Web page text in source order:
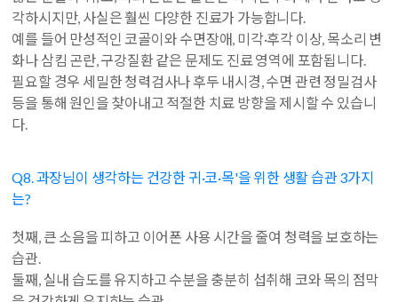
각하시지만, 사실은 훨씬 다양한 진료가 가능합니다.
예를 들어 만성적인 코골이와 수면장애, 미각·후각 이상, 목소리 변
화나 삼킴 곤란, 구강질환 같은 문제도 진료 영역에 포함됩니다.
필요할 경우 세밀한 청력검사나 후두 내시경, 수면 관련 정밀검사
등을 통해 원인을 찾아내고 적절한 치료 방향을 제시할 수 있습니
다.
Q8. 과장님이 생각하는 건강한 귀·코·목'을 위한 생활 습관 3가지
는?
첫째, 큰 소음을 피하고 이어폰 사용 시간을 줄여 청력을 보호하는
습관.
둘째, 실내 습도를 유지하고 수분을 충분히 섭취해 코와 목의 점막